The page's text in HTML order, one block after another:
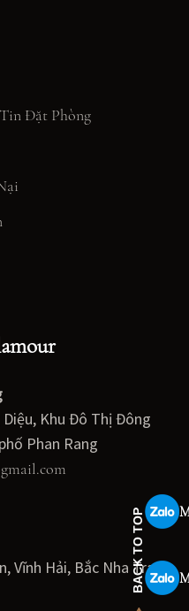
Đặt Phòng
Khu Đô Thị Đông
Phan Rang
Vĩnh Hải, Bắc Nha Trang,
BACK TO TOP